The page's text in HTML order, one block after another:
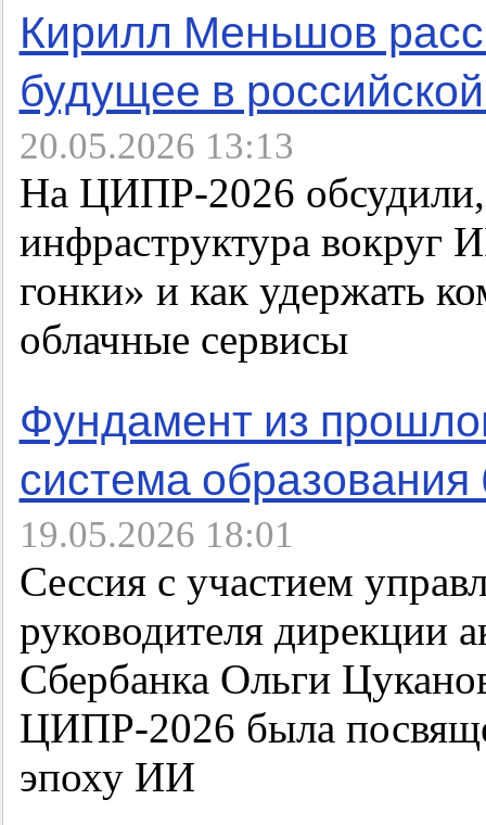
Кирилл Меньшов
будущее в
20.05.2026 13:13
На ЦИПР-2026
инфраструктура вокруг
гонки» и как удержать
облачные сервисы
Фундамент из
система
19.05.2026 18:01
Сессия с участием
руководителя дирекции
Сбербанка Ольги
ЦИПР-2026 была
эпоху ИИ